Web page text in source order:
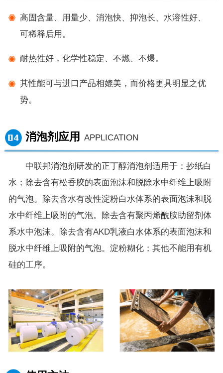
高固含量、用量少、消泡快、抑泡长、水溶性好、
可稀释后用。
耐热性好，化学性稳定、不燃、不爆。
其性能可与进口产品相媲美，而价格更具明显之优
势。
消泡剂应用 APPLICATION
中联邦消泡剂研发的正丁醇消泡剂适用于：抄纸白
水；除去含有松香胶的表面泡沫和脱除水中纤维上吸附
的气泡。除去含水有改性淀粉白水体系的表面泡沫和脱
水中纤维上吸附的气泡。除去含有聚丙烯酰胺助留剂体
系水中泡沫。除去含有AKD乳液白水体系的表面泡沫和
脱水中纤维上吸附的气泡。淀粉糊化；其他不能用有机
硅的工序。